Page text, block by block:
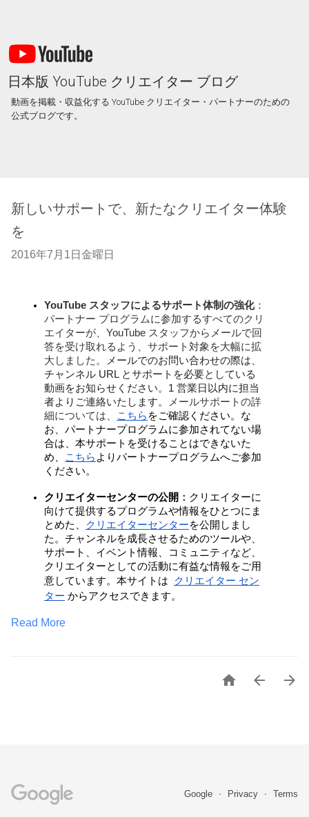
日本版 YouTube クリエイター ブログ
動画を掲載・収益化する YouTube クリエイター・パートナーのための
公式ブログです。
新しいサポートで、新たなクリエイター体験
を
2016年7月1日金曜日
YouTube スタッフによるサポート体制の強化 ：
パートナー プログラムに参加するすべてのクリ
エイターが、YouTube スタッフからメールで回
答を受け取れるよう、サポート対象を大幅に拡
大しました。
メールでのお問い合わせの際は、
チャンネル URL とサポートを必要としている
動画をお知らせください。1 営業日以内に担当
者よりご連絡いたします。
メールサポートの詳
細については、
こちら をご確認ください。な
お、パートナープログラムに参加されてない場
合は、本サポートを受けることはできないた
め、
こちら よりパートナープログラムへご参加
ください。
クリエイターセンターの公開 ： クリエイターに
向けて提供するプログラムや情報をひとつにま
とめた、
クリエイターセンターを公開しまし
た。 チャンネルを成長させるためのツールや、
サポート、イベント情報、コミュニティなど、
クリエイターとしての活動に有益な情報をご用
意しています。本サイトは
クリエイター セン
ター からアクセスできます。
Read More
  
Google Privacy Terms